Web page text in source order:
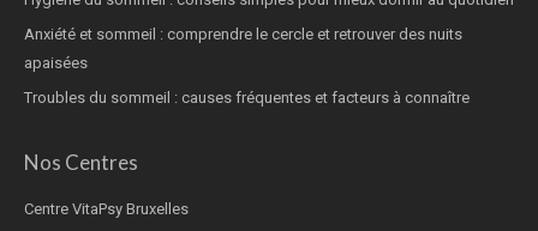
Anxiété et sommeil : comprendre le cercle et retrouver des nuits
apaisées
Troubles du sommeil : causes fréquentes et facteurs à connaître
Nos Centres
Centre VitaPsy Bruxelles